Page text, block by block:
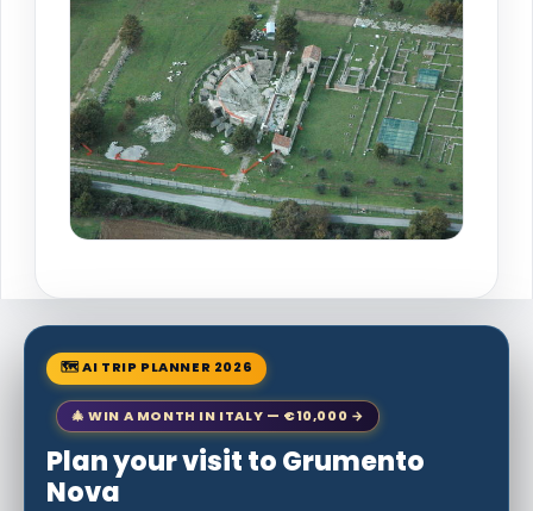
🗺 AI TRIP PLANNER 2026
🎄 WIN A MONTH IN ITALY — €10,000 →
Plan your visit to Grumento
Nova